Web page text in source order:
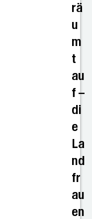
rä
u
m
t
au
f –
di
e
La
nd
fr
au
en